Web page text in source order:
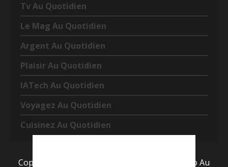
Tv Au Quotidien
Le Mag Au Quotidien
Argent Au Quotidien
Plaisir Au Quotidien
IATech Au Quotidien
Voyagez Au Quotidien
Cuisinez Au Quotidien
Copyright © Tous droits réservés 2022 L’info Au